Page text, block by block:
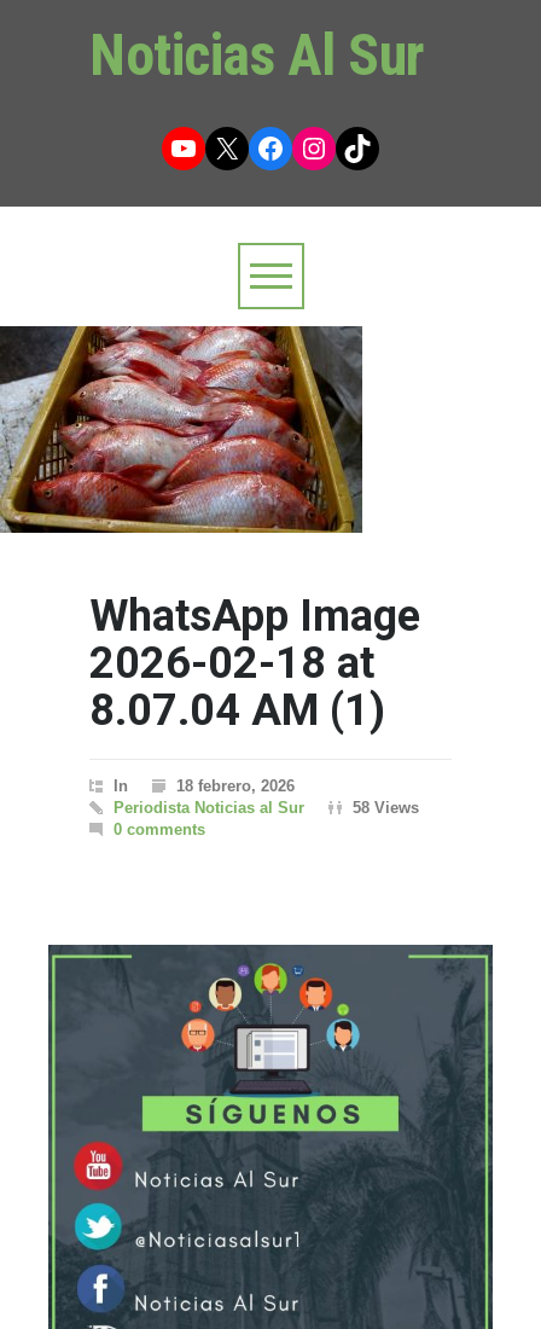
Noticias Al Sur
YouTube
X Facebook
Instagram
TikTok
WhatsApp Image
2026-02-18 at
8.07.04 AM (1)
In
18 febrero, 2026
Periodista Noticias al Sur
58 Views
0 comments